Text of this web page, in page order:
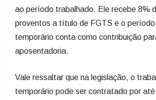
ao período trabalhado. Ele recebe 8%
proventos a título de FGTS e o
temporário conta como contribuição
aposentadoria.
Vale ressaltar que na legislação, o
temporário pode ser contratado por